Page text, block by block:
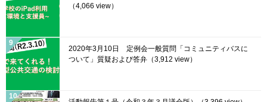
（4,066 view）
2020年3月10日 定例会一般質問「コミュニティバスに
ついて」質疑および答弁 （3,912 view）